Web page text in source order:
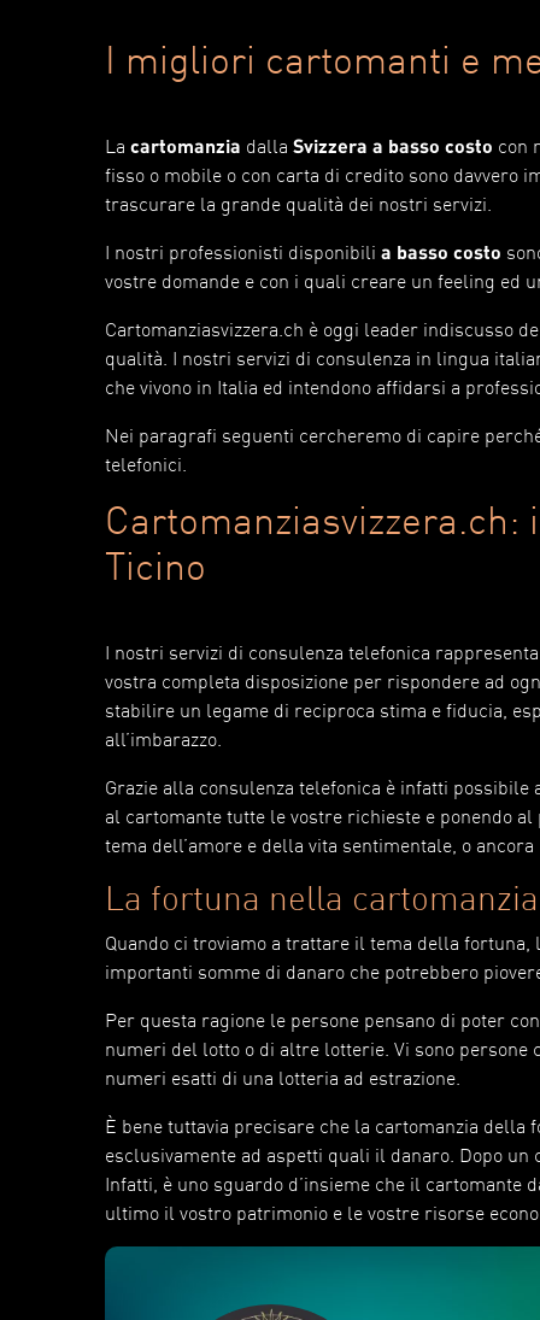
I migliori cartomanti e
La cartomanzia dalla Svizzera a basso costo con
fisso o mobile o con carta di credito sono davvero
trascurare la grande qualità dei nostri servizi.
I nostri professionisti disponibili a basso costo
vostre domande e con i quali creare un feeling ed
Cartomanziasvizzera.ch è oggi leader indiscusso
qualità. I nostri servizi di consulenza in lingua
che vivono in Italia ed intendono affidarsi a
Nei paragrafi seguenti cercheremo di capire
telefonici.
Ticino
I nostri servizi di consulenza telefonica
vostra completa disposizione per rispondere ad
stabilire un legame di reciproca stima e fiducia,
all’imbarazzo.
Grazie alla consulenza telefonica è infatti
al cartomante tutte le vostre richieste e ponendo
tema dell’amore e della vita sentimentale, o
La fortuna nella
Quando ci troviamo a trattare il tema della
importanti somme di danaro che potrebbero
Per questa ragione le persone pensano di poter
numeri del lotto o di altre lotterie. Vi sono persone
numeri esatti di una lotteria ad estrazione.
È bene tuttavia precisare che la cartomanzia
esclusivamente ad aspetti quali il danaro. Dopo
Infatti, è uno sguardo d’insieme che il cartomante
ultimo il vostro patrimonio e le vostre risorse